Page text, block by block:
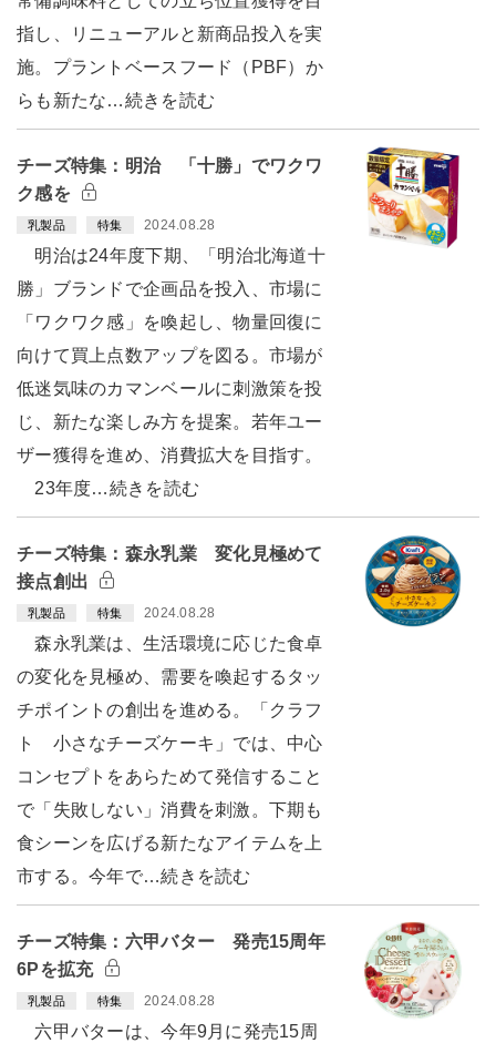
指し、リニューアルと新商品投入を実
施。プラントベースフード（PBF）か
らも新たな…続きを読む
チーズ特集：明治 「十勝」でワクワ
ク感を
乳製品 特集 2024.08.28
明治は24年度下期、「明治北海道十
勝」ブランドで企画品を投入、市場に
「ワクワク感」を喚起し、物量回復に
向けて買上点数アップを図る。市場が
低迷気味のカマンベールに刺激策を投
じ、新たな楽しみ方を提案。若年ユー
ザー獲得を進め、消費拡大を目指す。
23年度…続きを読む
チーズ特集：森永乳業 変化見極めて
接点創出
乳製品 特集 2024.08.28
森永乳業は、生活環境に応じた食卓
の変化を見極め、需要を喚起するタッ
チポイントの創出を進める。「クラフ
ト 小さなチーズケーキ」では、中心
コンセプトをあらためて発信すること
で「失敗しない」消費を刺激。下期も
食シーンを広げる新たなアイテムを上
市する。今年で…続きを読む
チーズ特集：六甲バター 発売15周年
6Pを拡充
乳製品 特集 2024.08.28
六甲バターは、今年9月に発売15周